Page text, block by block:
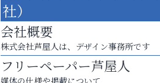
芦屋インターナショナルスク
ール
社）
会社概要
株式会社芦屋人は、デザイン事務所です
フリーペーパー芦屋人
媒体の仕様や掲載について